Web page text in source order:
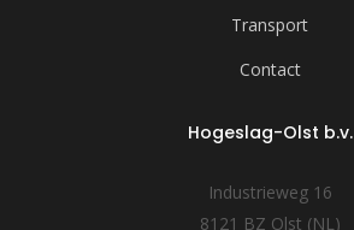
Transport
Contact
Hogeslag-Olst b.v.
Industrieweg 16
8121 BZ Olst (NL)